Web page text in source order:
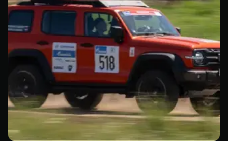
TANK 500
Веди за собой
от 6 499 000 ₽
TANK 700
Сила
от 10 199
ПОКУПКА АВТОМОБИЛЯ
TANK Финансы
Корпоративным клиентам
TANK ФИНАНСЫ
TANK Кредит
TANK Лизинг
TANK Страхование
Сервис
Специальные предложения
Моторные масла
ЦИФРОВЫЕ СЕРВИСЫ TANK
Цифровые сервисы TANK
Подписки